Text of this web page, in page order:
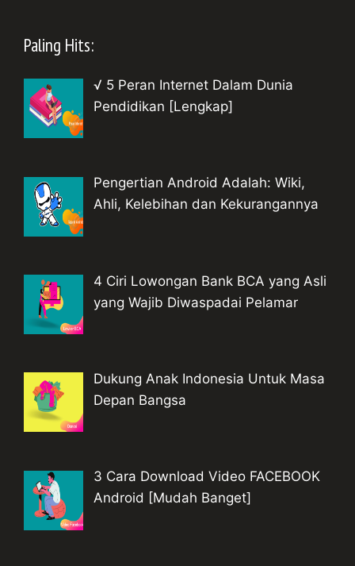
Paling Hits:
√ 5 Peran Internet Dalam Dunia
Pendidikan [Lengkap]
Pengertian Android Adalah: Wiki,
Ahli, Kelebihan dan Kekurangannya
4 Ciri Lowongan Bank BCA yang Asli
yang Wajib Diwaspadai Pelamar
Dukung Anak Indonesia Untuk Masa
Depan Bangsa
3 Cara Download Video FACEBOOK
Android [Mudah Banget]